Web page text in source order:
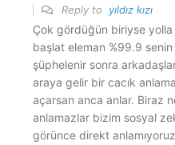
Reply to yıldız kızı
Çok gördüğün biriyse
başlat eleman %99.9
şüphelenir sonra
araya gelir bir cacık
açarsan anca anlar. Biraz
anlamazlar bizim sosyal
görünce direkt